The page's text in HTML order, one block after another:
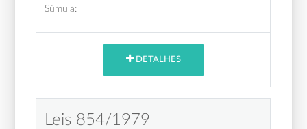
Súmula:
DETALHES
Leis 854/1979